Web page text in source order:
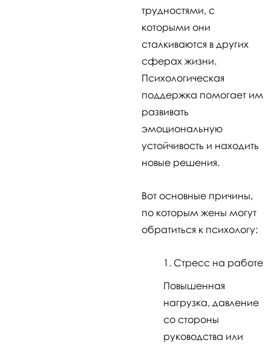
трудностями, с
которыми они
сталкиваются в других
сферах жизни.
Психологическая
поддержка помогает им
развивать
эмоциональную
устойчивость и находить
новые решения.
Вот основные причины,
по которым жены могут
обратиться к психологу:
Стресс на работе
Повышенная
нагрузка, давление
со стороны
руководства или